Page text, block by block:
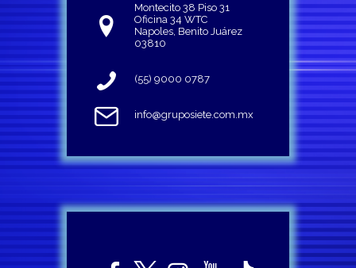
Montecito 38 Piso 31
Oficina 34 WTC
Napoles, Benito Juárez
03810
(55) 9000 0787
info@gruposiete.com.mx